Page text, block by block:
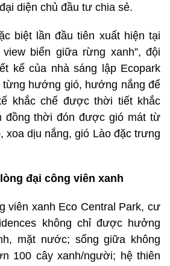
diện chủ đầu tư chia sẻ.
biệt lần đầu tiên xuất hiện tại
view biển giữa rừng xanh”, đội
kế của nhà sáng lập Ecopark
hướng gió, hướng nắng để
khắc chế được thời tiết khắc
đồng thời đón được gió mát từ
xoa dịu nắng, gió Lào đặc trưng
đại công viên xanh
viên xanh Eco Central Park, cư
không chỉ được hưởng
mặt nước; sống giữa không
100 cây xanh/người; hệ thiên